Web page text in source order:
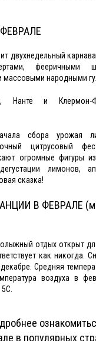
двухнедельный
фееричными
массовыми народными
Нанте и Клермон-
сбора урожая
цитрусовый
огромные фигуры
лимонов,
сказка!
В ФЕВРАЛЕ
отдых открыт
как никогда.
Средняя
воздуха в
в популярных